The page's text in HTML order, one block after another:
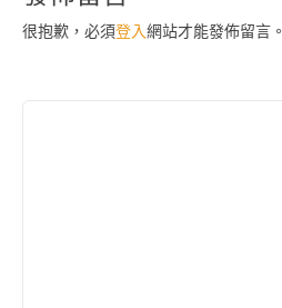
很抱歉，必須登入網站才能發佈留言。